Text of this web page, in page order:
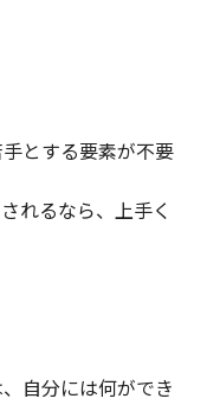
とする要素が不要
れるなら、上手く
自分には何ができ